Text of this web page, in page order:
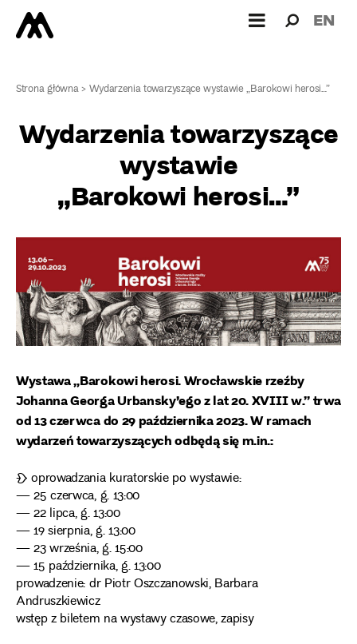
dla: EN
Strona główna>Wydarzenia towarzyszące wystawie „Barokowi herosi…”
Wydarzenia towarzyszące
wystawie
„Barokowi herosi…”
Wystawa „Barokowi herosi. Wrocławskie rzeźby
Johanna Georga Urbansky’ego z lat 20. XVIII w.” trwa
od 13 czerwca do 29 października 2023.W ramach
wydarzeń towarzyszących odbędą się m.in.:
❧ oprowadzania kuratorskie po wystawie:
— 25 czerwca, g. 13:00
— 22 lipca, g. 13:00
— 19 sierpnia, g. 13:00
— 23 września, g. 15:00
— 15 października, g. 13:00
prowadzenie: dr Piotr Oszczanowski, Barbara
Andruszkiewicz
wstęp z biletem na wystawy czasowe, zapisy